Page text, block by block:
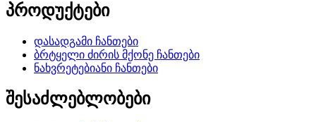
პროდუქტები
დასადგამი ჩანთები
ბრტყელი ძირის მქონე ჩანთები
ნახვრეტებიანი ჩანთები
შესაძლებლობები